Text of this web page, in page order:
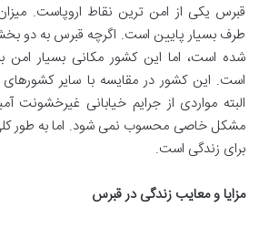
قبرس یکی از امن ترین نقاط اروپاست.
طرف بسیار پایین است. اگرچه قبرس به دو
شده است، اما این کشور مکانی بسیار امن
است. این کشور در مقایسه با سایر کشورهای
البته مواردی از جرایم خیابانی غیرخشونت
مشکل خاصی محسوب نمی شود. اما به طور
برای زندگی است.
مزایا و معایب زندگی در قبرس